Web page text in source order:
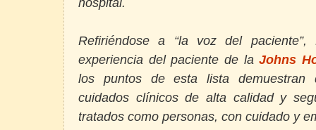
Refiriéndose a “la voz del
experiencia del paciente de laJohns
los puntos de esta lista
cuidados clínicos de alta calidad y
tratados como personas, con cuidado y